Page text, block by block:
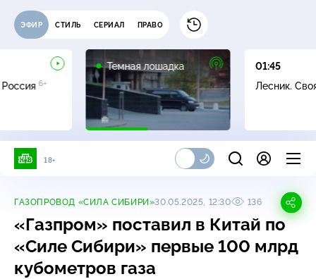
ЭФИР СТИЛЬ СЕРИАЛ ПРАВО
Россия6+
Темная лошадка
01:45
Лесник.
18+
ГАЗОПРОВОД «СИЛА СИБИРИ»30.05.2025, 12:30 136
«Газпром» поставил в Китай по
«Силе Сибири» первые 100 млрд
кубометров газа